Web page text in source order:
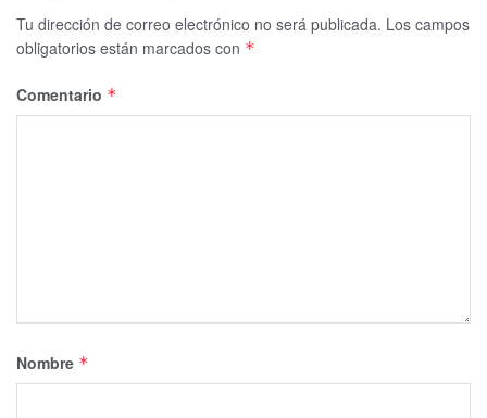
Tu dirección de correo electrónico no será publicada. Los campos
obligatorios están marcados con *
Comentario *
Nombre *